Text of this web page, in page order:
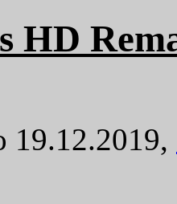
HD
19.12.2019,